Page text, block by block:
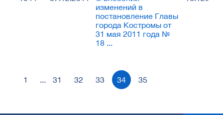
изменений в
постановление Главы
города Костромы от
31 мая 2011 года №
18 ...
1 ... 31 32 33 34 35